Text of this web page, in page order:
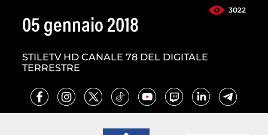
3022
05 gennaio 2018
STILETV HD CANALE 78 DEL DIGITALE
TERRESTRE